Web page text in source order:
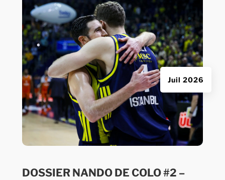
DOSSIER NANDO DE COLO #2 –
Juil 2026